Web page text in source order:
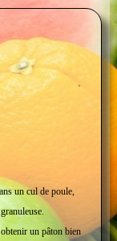
un cul de poule,
un pâton bien